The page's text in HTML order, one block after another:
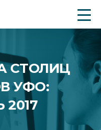
СТОЛИЦ
УФО: